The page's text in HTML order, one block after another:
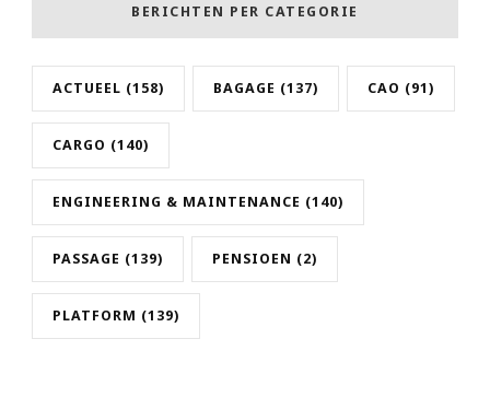
BERICHTEN PER CATEGORIE
ACTUEEL (158) BAGAGE (137) CAO (91)
CARGO (140)
ENGINEERING & MAINTENANCE (140)
PASSAGE (139) PENSIOEN (2)
PLATFORM (139)